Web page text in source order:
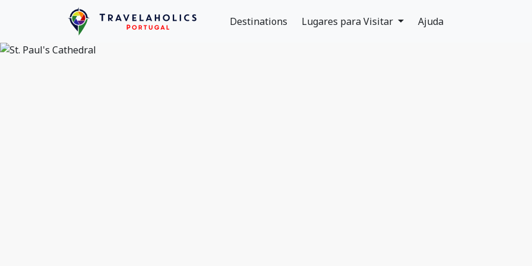
Destinations Lugares para Visitar Ajuda